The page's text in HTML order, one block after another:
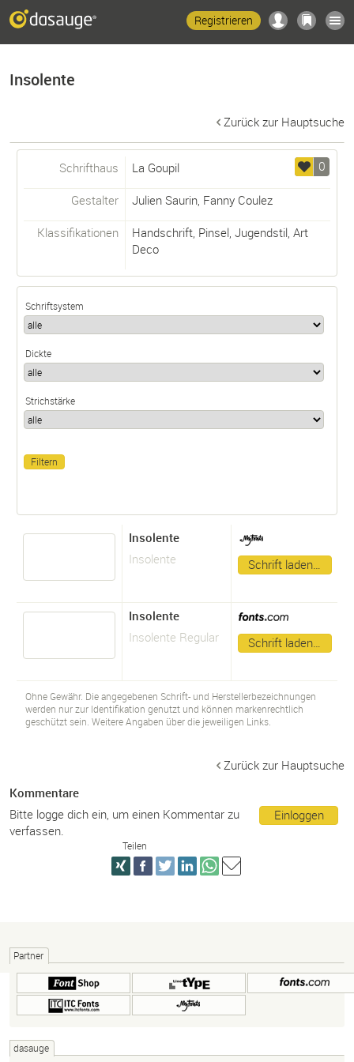
Registrieren
Insolente
Zurück zur Hauptsuche
0
Schrifthaus La Goupil
Gestalter Julien Saurin, Fanny Coulez
Klassifikationen Handschrift, Pinsel, Jugendstil, Art
Deco
Schriftsystem
Dickte
Strichstärke
Insolente
Insolente
Schrift laden…
Insolente
Insolente Regular
Schrift laden…
Ohne Gewähr. Die angegebenen Schrift- und Herstellerbezeichnungen
werden nur zur Identifikation genutzt und können markenrechtlich
geschützt sein. Weitere Angaben über die jeweiligen Links.
Zurück zur Hauptsuche
Kommentare
Einloggen
Bitte logge dich ein, um einen Kommentar zu
verfassen.
Teilen
Partner
dasauge